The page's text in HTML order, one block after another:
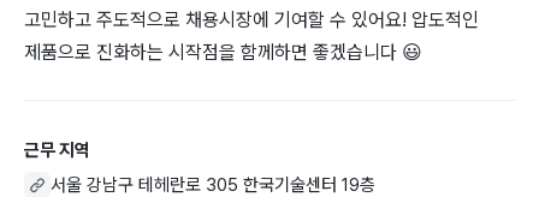
고민하고 주도적으로 채용시장에 기여할 수 있어요! 압도적인
제품으로 진화하는 시작점을 함께하면 좋겠습니다 😃
근무 지역
서울 강남구 테헤란로 305 한국기술센터 19층